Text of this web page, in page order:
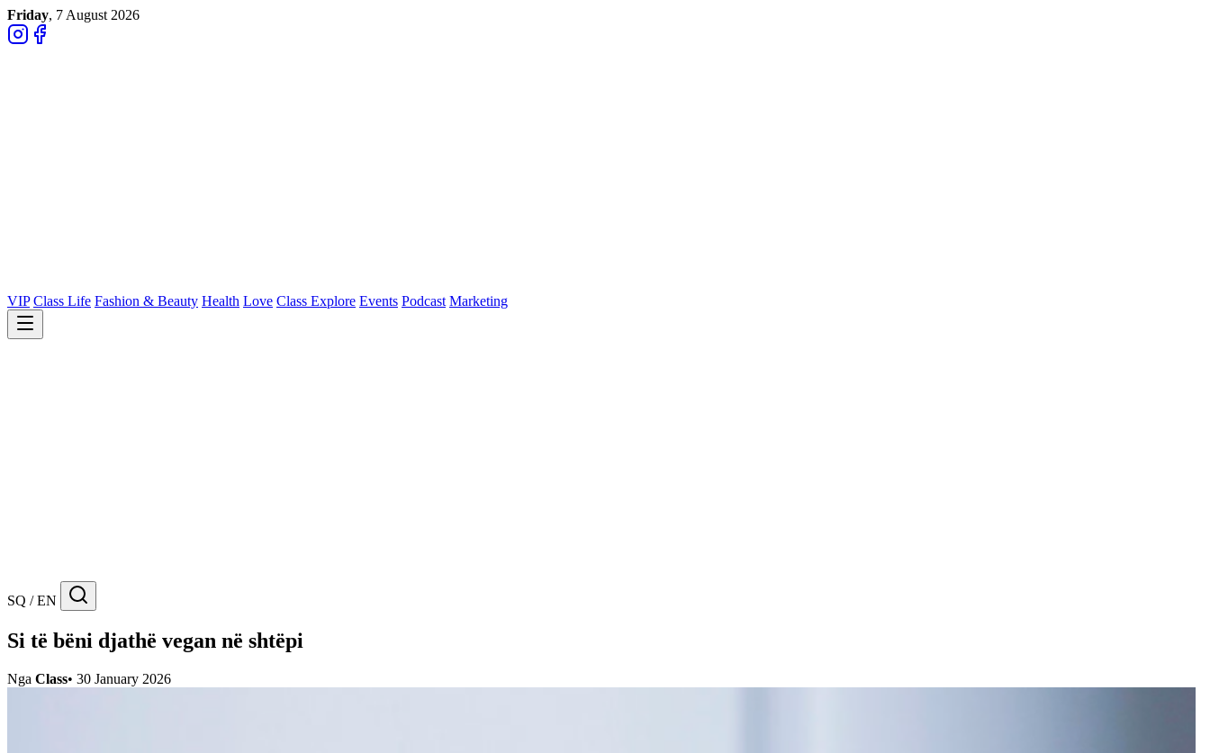
Friday, 7 August 2026
VIP Class Life Fashion & Beauty Health Love Class Explore Events Podcast Marketing
SQ / EN
Si të bëni djathë vegan në shtëpi
Nga Class• 30 January 2026